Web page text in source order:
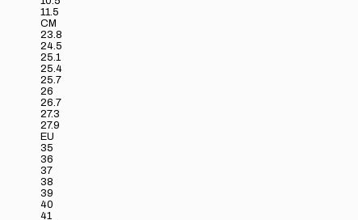
11.5
CM
23.8
24.5
25.1
25.4
25.7
26
26.7
27.3
27.9
EU
35
36
37
38
39
40
41